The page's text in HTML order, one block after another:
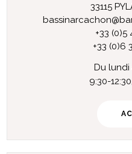
33115
+33 (0)5
+33 (0)6
Du lundi
9:30-